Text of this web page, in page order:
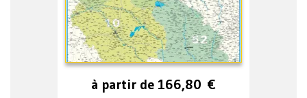
à partir de 166,80 €